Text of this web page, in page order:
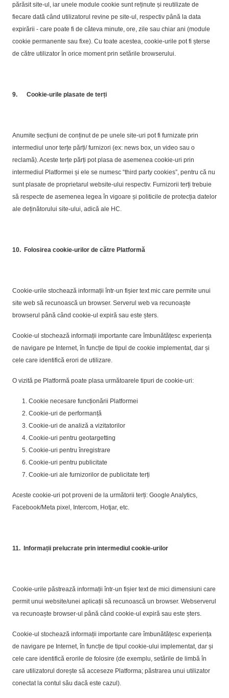
părăsit site-ul, iar unele module cookie sunt reținute și reutilizate de
fiecare dată când utilizatorul revine pe site-ul, respectiv până la data
expirării - care poate fi de câteva minute, ore, zile sau chiar ani (module
cookie permanente sau fixe). Cu toate acestea, cookie-urile pot fi șterse
de către utilizator în orice moment prin setările browserului.
9. Cookie-urile plasate de terți
Anumite secțiuni de conținut de pe unele site-uri pot fi furnizate prin
intermediul unor terțe părți/ furnizori (ex: news box, un video sau o
reclamă). Aceste terțe părți pot plasa de asemenea cookie-uri prin
intermediul Platformei și ele se numesc “third party cookies”, pentru că nu
sunt plasate de proprietarul website-ului respectiv. Furnizorii terți trebuie
să respecte de asemenea legea în vigoare și politicile de protecția datelor
ale deținătorului site-ului, adică ale HC.
10. Folosirea cookie-urilor de către Platformă
Cookie-urile stochează informații într-un fișier text mic care permite unui
site web să recunoască un browser. Serverul web va recunoaște
browserul până când cookie-ul expiră sau este șters.
Cookie-ul stochează informații importante care îmbunătățesc experiența
de navigare pe Internet, în funcție de tipul de cookie implementat, dar și
cele care identifică erori de utilizare.
O vizită pe Platformă poate plasa următoarele tipuri de cookie-uri:
Cookie necesare funcționării Platformei
Cookie-uri de performanță
Cookie-uri de analiză a vizitatorilor
Cookie-uri pentru geotargetting
Cookie-uri pentru înregistrare
Cookie-uri pentru publicitate
Cookie-uri ale furnizorilor de publicitate terți
Aceste cookie-uri pot proveni de la următorii terți: Google Analytics,
Facebook/Meta pixel, Intercom, Hotjar, etc.
11. Informații prelucrate prin intermediul cookie-urilor
Cookie-urile păstrează informații într-un fișier text de mici dimensiuni care
permit unui website/unei aplicații să recunoască un browser. Webserverul
va recunoaște browser-ul până când cookie-ul expiră sau este șters.
Cookie-ul stochează informații importante care îmbunătățesc experiența
de navigare pe Internet, în funcție de tipul cookie-ului implementat, dar și
cele care identifică erorile de folosire (de exemplu, setările de limbă în
care utilizatorul dorește să acceseze Platforma; păstrarea unui utilizator
conectat la contul său dacă este cazul).